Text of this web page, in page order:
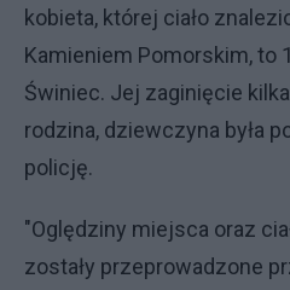
kobieta, której ciało
Kamieniem Pomorskim, to
Świniec. Jej zaginięcie
rodzina, dziewczyna była
policję.
"Oględziny miejsca oraz
zostały przeprowadzone